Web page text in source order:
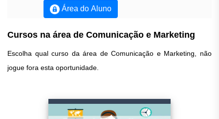
Área do Aluno
Cursos na área de Comunicação e Marketing
Escolha qual curso da área de Comunicação e Marketing, não
jogue fora esta oportunidade.